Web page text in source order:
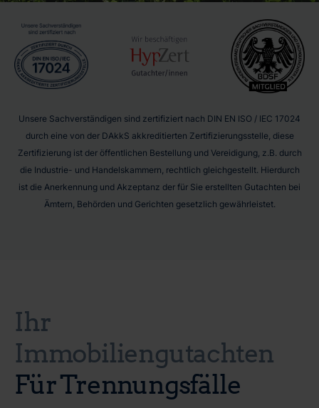
Unsere Sachverständigen sind zertifiziert nach DIN EN ISO / IEC 17024
durch eine von der DAkkS akkreditierten Zertifizierungsstelle, diese
Zertifizierung ist der öffentlichen Bestellung und Vereidigung, z.B. durch
die Industrie- und Handelskammern, rechtlich gleichgestellt. Hierdurch
ist die Anerkennung und Akzeptanz der für Sie erstellten Gutachten bei
Ämtern, Behörden und Gerichten gesetzlich gewährleistet.
Ihr
Immobiliengutachten
Für Trennungsfälle